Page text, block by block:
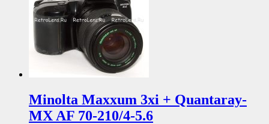
Minolta Maxxum 3xi + Quantaray-
MX AF 70-210/4-5.6